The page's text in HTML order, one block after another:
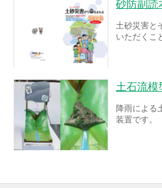
土砂災害と
いただくこ
土石流
降雨による
装置です。